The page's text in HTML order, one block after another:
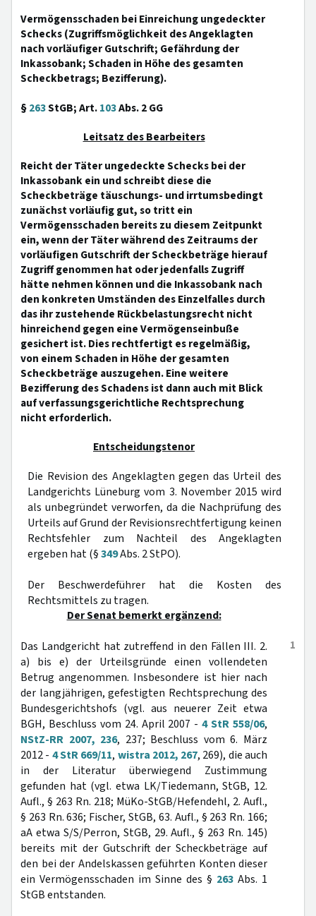
Vermögensschaden bei Einreichung ungedeckter
Schecks (Zugriffsmöglichkeit des Angeklagten
nach vorläufiger Gutschrift; Gefährdung der
Inkassobank; Schaden in Höhe des gesamten
Scheckbetrags; Bezifferung).
§263StGB; Art.103Abs. 2 GG
Leitsatz des Bearbeiters
Reicht der Täter ungedeckte Schecks bei der
Inkassobank ein und schreibt diese die
Scheckbeträge täuschungs- und irrtumsbedingt
zunächst vorläufig gut, so tritt ein
Vermögensschaden bereits zu diesem Zeitpunkt
ein, wenn der Täter während des Zeitraums der
vorläufigen Gutschrift der Scheckbeträge hierauf
Zugriff genommen hat oder jedenfalls Zugriff
hätte nehmen können und die Inkassobank nach
den konkreten Umständen des Einzelfalles durch
das ihr zustehende Rückbelastungsrecht nicht
hinreichend gegen eine Vermögenseinbuße
gesichert ist. Dies rechtfertigt es regelmäßig,
von einem Schaden in Höhe der gesamten
Scheckbeträge auszugehen. Eine weitere
Bezifferung des Schadens ist dann auch mit Blick
auf verfassungsgerichtliche Rechtsprechung
nicht erforderlich.
Entscheidungstenor
Die Revision des Angeklagten gegen das Urteil des
Landgerichts Lüneburg vom 3. November 2015 wird
als unbegründet verworfen, da die Nachprüfung des
Urteils auf Grund der Revisionsrechtfertigung keinen
Rechtsfehler zum Nachteil des Angeklagten
ergeben hat (§349Abs. 2 StPO).
Der Beschwerdeführer hat die Kosten des
Rechtsmittels zu tragen.
Der Senat bemerkt ergänzend:
1
Das Landgericht hat zutreffend in den Fällen III. 2.
a) bis e) der Urteilsgründe einen vollendeten
Betrug angenommen. Insbesondere ist hier nach
der langjährigen, gefestigten Rechtsprechung des
Bundesgerichtshofs (vgl. aus neuerer Zeit etwa
BGH, Beschluss vom 24. April 2007 -4 StR 558/06,
NStZ-RR 2007, 236, 237; Beschluss vom 6. März
2012 - 4 StR 669/11, wistra 2012, 267, 269), die auch
in der Literatur überwiegend Zustimmung
gefunden hat (vgl. etwa LK/Tiedemann, StGB, 12.
Aufl., § 263 Rn. 218; MüKo-StGB/Hefendehl, 2. Aufl.,
§ 263 Rn. 636; Fischer, StGB, 63. Aufl., § 263 Rn. 166;
aA etwa S/S/Perron, StGB, 29. Aufl., § 263 Rn. 145)
bereits mit der Gutschrift der Scheckbeträge auf
den bei der Andelskassen geführten Konten dieser
ein Vermögensschaden im Sinne des § 263 Abs. 1
StGB entstanden.